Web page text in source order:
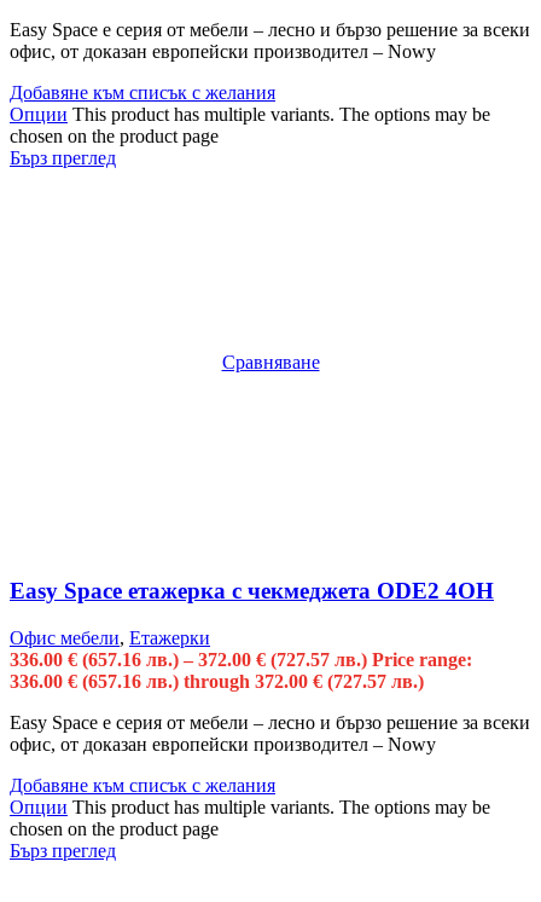
Easy Space е серия от мебели – лесно и бързо решение за всеки
офис, от доказан европейски производител – Nowy
Добавяне към списък с желания
Опции This product has multiple variants. The options may be
chosen on the product page
Бърз преглед
Сравняване
Easy Space етажерка с чекмеджета ODE2 4OH
Офис мебели, Етажерки
336.00 € (657.16 лв.) – 372.00 € (727.57 лв.) Price range:
336.00 € (657.16 лв.) through 372.00 € (727.57 лв.)
Easy Space е серия от мебели – лесно и бързо решение за всеки
офис, от доказан европейски производител – Nowy
Добавяне към списък с желания
Опции This product has multiple variants. The options may be
chosen on the product page
Бърз преглед